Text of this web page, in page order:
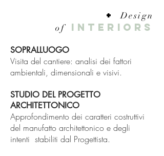
+Design
of INTERIORS
SOPRALLUOGO​
Visita del cantiere: analisi dei fattori
ambientali, dimensionali e visivi.
STUDIO DEL PROGETTO
ARCHITETTONICO
Approfondimento dei caratteri costruttivi
del manufatto architettonico e degli
intenti stabiliti dal Progettista.